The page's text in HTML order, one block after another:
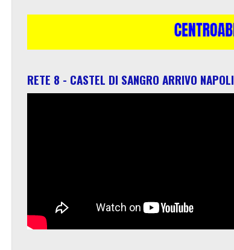
RETE 8 - CASTEL DI SANGRO ARRIVO NAPOLI